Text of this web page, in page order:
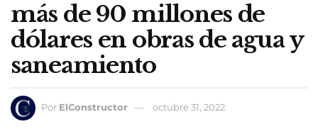
más de 90 millones de
dólares en obras de agua y
saneamiento
Por ElConstructor octubre 31, 2022